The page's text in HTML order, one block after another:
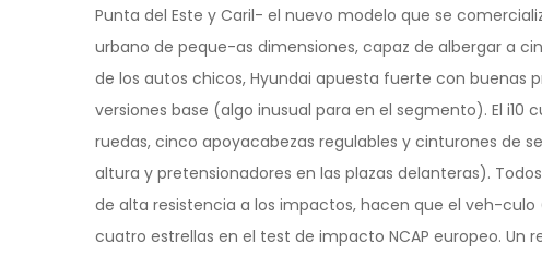
Punta del Este y Caril- el nuevo modelo que se
urbano de peque-as dimensiones, capaz de albergar a
de los autos chicos, Hyundai apuesta fuerte con buenas
versiones base (algo inusual para en el segmento). El i10
ruedas, cinco apoyacabezas regulables y cinturones de
altura y pretensionadores en las plazas delanteras).
de alta resistencia a los impactos, hacen que el veh-
cuatro estrellas en el test de impacto NCAP europeo. Un